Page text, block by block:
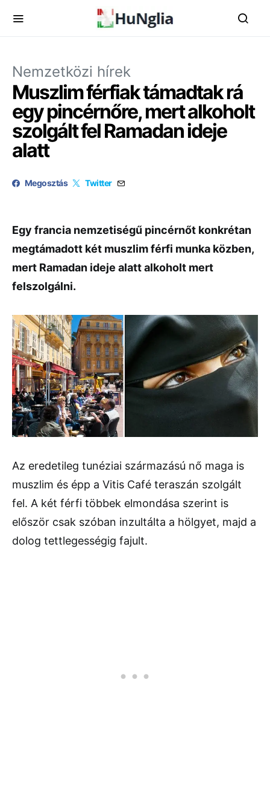
Nemzetközi hírek
Muszlim férfiak támadtak rá
egy pincérnőre, mert alkoholt
szolgált fel Ramadan ideje
alatt
Megosztás Twitter
Egy francia nemzetiségű pincérnőt konkrétan
megtámadott két muszlim férfi munka közben,
mert Ramadan ideje alatt alkoholt mert
felszolgálni.
Az eredetileg tunéziai származású nő maga is
muszlim és épp a Vitis Café teraszán szolgált
fel. A két férfi többek elmondása szerint is
először csak szóban inzultálta a hölgyet, majd a
dolog tettlegességig fajult.